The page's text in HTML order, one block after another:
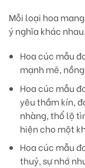
Mỗi loại hoa
ý nghĩa khác nhau.
Hoa cúc mẫu
mạnh mẽ,
Hoa cúc mẫu
yêu thầm kín,
nhàng, thổ lộ
hiện cho một
Hoa cúc mẫu
thuỷ, sự nhớ